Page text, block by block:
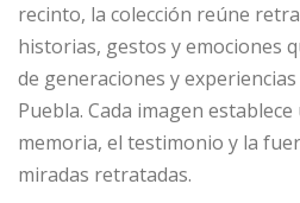
recinto, la colección reúne
historias, gestos y emociones
de generaciones y
Puebla. Cada imagen
memoria, el testimonio y la
miradas retratadas.